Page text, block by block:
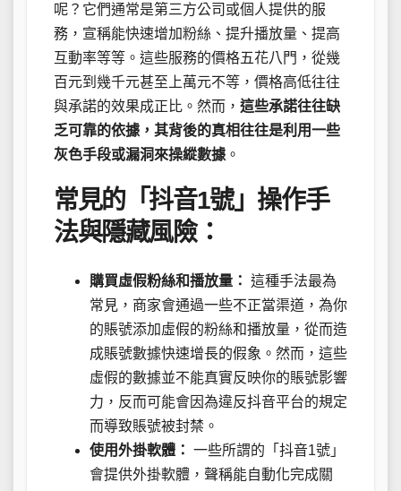
呢？它們通常是第三方公司或個人提供的服
務，宣稱能快速增加粉絲、提升播放量、提高
互動率等等。這些服務的價格五花八門，從幾
百元到幾千元甚至上萬元不等，價格高低往往
與承諾的效果成正比。然而， 這些承諾往往缺
乏可靠的依據，其背後的真相往往是利用一些
灰色手段或漏洞來操縱數據 。
常見的「抖音1號」操作手
法與隱藏風險：
購買虛假粉絲和播放量： 這種手法最為
常見，商家會通過一些不正當渠道，為你
的賬號添加虛假的粉絲和播放量，從而造
成賬號數據快速增長的假象。然而，這些
虛假的數據並不能真實反映你的賬號影響
力，反而可能會因為違反抖音平台的規定
而導致賬號被封禁。
使用外掛軟體： 一些所謂的「抖音1號」
會提供外掛軟體，聲稱能自動化完成關